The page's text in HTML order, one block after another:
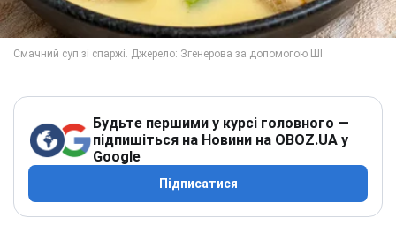
Будьте першими у курсі головного —
підпишіться на Новини на OBOZ.UA у
Google
Підписатися